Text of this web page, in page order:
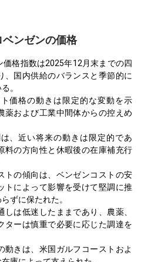
ンゼンの価格
格指数は2025年12月末までの四
、国内供給のバランスと季節的に
。
価格の動きは限定的な変動を示
薬および工業中間体からの控えめ
、近い将来の動きは限定的であ
料の方向性と休暇後の在庫補充行
トの傾向は、ベンゼンコストの安
トによって影響を受けて堅調に推
ずに保たれた。
は低迷したままであり、農薬、
ターは慎重で必要に応じた調達を
動きは、米国ガルフコーストおよ